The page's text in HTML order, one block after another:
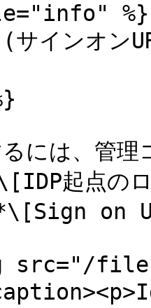
%}
インオン
には、管理
起点の
on
src="/